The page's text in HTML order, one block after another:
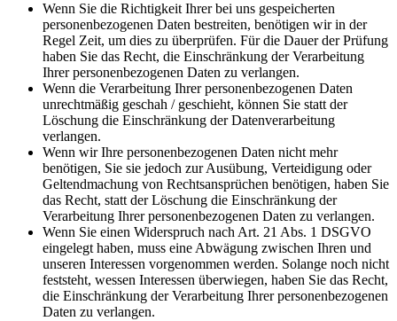
Wenn Sie die Richtigkeit Ihrer bei uns gespeicherten
personenbezogenen Daten bestreiten, benötigen wir in der
Regel Zeit, um dies zu überprüfen. Für die Dauer der Prüfung
haben Sie das Recht, die Einschränkung der Verarbeitung
Ihrer personenbezogenen Daten zu verlangen.
Wenn die Verarbeitung Ihrer personenbezogenen Daten
unrechtmäßig geschah / geschieht, können Sie statt der
Löschung die Einschränkung der Datenverarbeitung
verlangen.
Wenn wir Ihre personenbezogenen Daten nicht mehr
benötigen, Sie sie jedoch zur Ausübung, Verteidigung oder
Geltendmachung von Rechtsansprüchen benötigen, haben Sie
das Recht, statt der Löschung die Einschränkung der
Verarbeitung Ihrer personenbezogenen Daten zu verlangen.
Wenn Sie einen Widerspruch nach Art. 21 Abs. 1 DSGVO
eingelegt haben, muss eine Abwägung zwischen Ihren und
unseren Interessen vorgenommen werden. Solange noch nicht
feststeht, wessen Interessen überwiegen, haben Sie das Recht,
die Einschränkung der Verarbeitung Ihrer personenbezogenen
Daten zu verlangen.